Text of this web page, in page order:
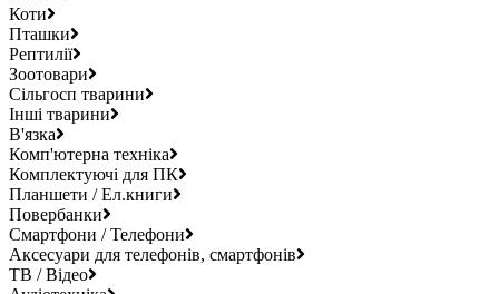
Коти
Пташки
Рептилії
Зоотовари
Сільгосп тварини
Інші тварини
В'язка
Комп'ютерна техніка
Комплектуючі для ПК
Планшети / Ел.книги
Повербанки
Смартфони / Телефони
Аксесуари для телефонів, смартфонів
ТВ / Відео